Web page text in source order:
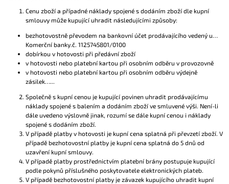
Cenu zboží a případné náklady spojené s dodáním zboží dle kupní
smlouvy může kupující uhradit následujícími způsoby:
bezhotovostně převodem na bankovní účet prodávajícího vedený u…
Komerční banky.č. 1125745801/0100
dobírkou v hotovosti při předávní zboží
v hotovosti nebo platební kartou při osobním odběru v provozovně
v hotovosti nebo platební kartou při osobním odběru výdejně
zásilek…...
Společně s kupní cenou je kupující povinen uhradit prodávajícímu
náklady spojené s balením a dodáním zboží ve smluvené výši. Není-li
dále uvedeno výslovně jinak, rozumí se dále kupní cenou i náklady
spojené s dodáním zboží.
V případě platby v hotovosti je kupní cena splatná při převzetí zboží. V
případě bezhotovostní platby je kupní cena splatná do 5 dnů od
uzavření kupní smlouvy.
V případě platby prostřednictvím platební brány postupuje kupující
podle pokynů příslušného poskytovatele elektronických plateb.
V případě bezhotovostní platby je závazek kupujícího uhradit kupní